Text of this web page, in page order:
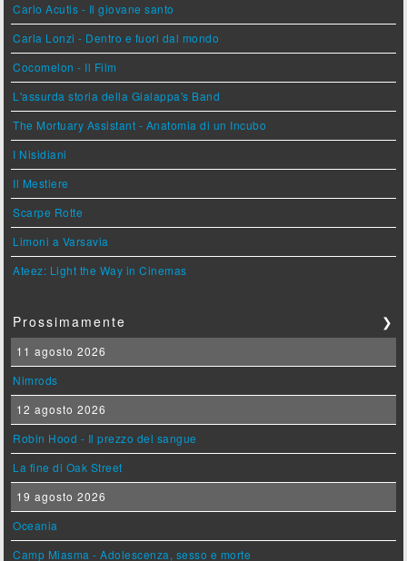
Carlo Acutis - Il giovane santo
Carla Lonzi - Dentro e fuori dal mondo
Cocomelon - Il Film
L'assurda storia della Gialappa's Band
The Mortuary Assistant - Anatomia di un Incubo
I Nisidiani
Il Mestiere
Scarpe Rotte
Limoni a Varsavia
Ateez: Light the Way in Cinemas
Prossimamente ❯
11 agosto 2026
Nimrods
12 agosto 2026
Robin Hood - Il prezzo del sangue
La fine di Oak Street
19 agosto 2026
Oceania
Camp Miasma - Adolescenza, sesso e morte